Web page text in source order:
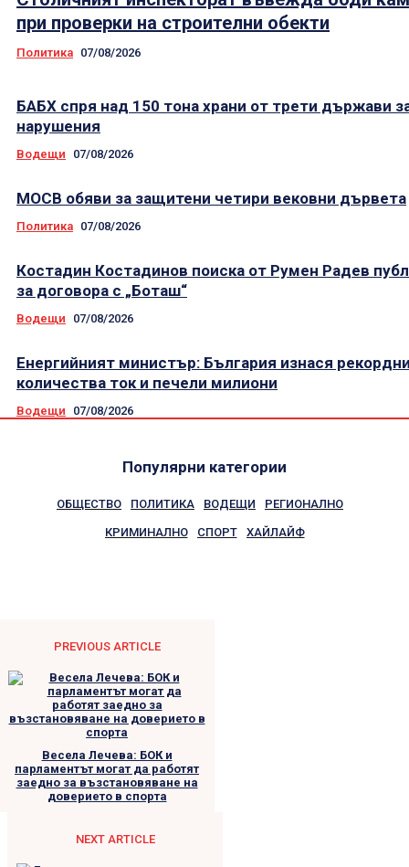
при проверки на строителни обекти
Политика 07/08/2026
БАБХ спря над 150 тона храни от трети държави
нарушения
Водещи 07/08/2026
МОСВ обяви за защитени четири вековни дървета
Политика 07/08/2026
Костадин Костадинов поиска от Румен Радев
за договора с „Боташ“
Водещи 07/08/2026
Енергийният министър: България изнася
количества ток и печели милиони
Водещи 07/08/2026
Популярни категории
ОБЩЕСТВО ПОЛИТИКА ВОДЕЩИ РЕГИОНАЛНО
КРИМИНАЛНО СПОРТ ХАЙЛАЙФ
PREVIOUS ARTICLE
Весела Лечева: БОК и
парламентът могат да работят
заедно за възстановяване на
доверието в спорта
NEXT ARTICLE